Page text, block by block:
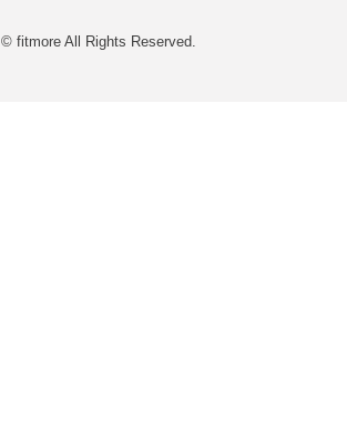
© fitmore All Rights Reserved.